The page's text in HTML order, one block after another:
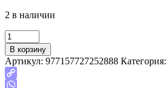
2 в наличии
Quantity
В корзину
Артикул: 977157727252888 Категория:
Copy